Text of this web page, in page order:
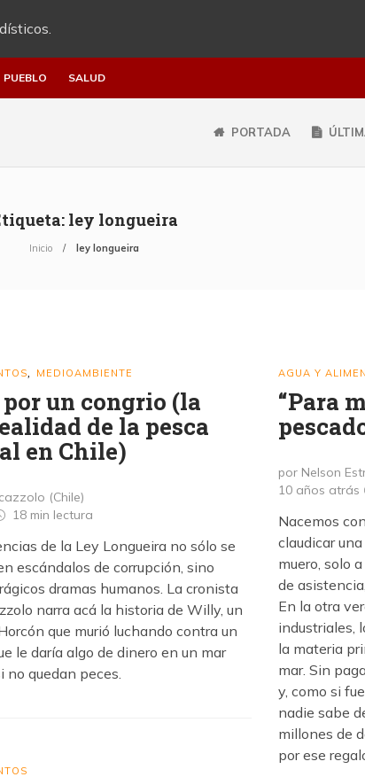
PUEBLO SALUD
PORTADA
ley longueira
Inicio ley longueira
MEDIOAMBIENTE
un congrio (la
de la pesca
en Chile)
(Chile)
18 min lectura
de la Ley Longueira no sólo se
escándalos de corrupción, sino
dramas humanos. La cronista
narra acá la historia de Willy, un
que murió luchando contra un
le daría algo de dinero en un mar
no quedan peces.
AGUA Y
“Para
por Nelson
10 años atrás
Nacemos
claudicar
muero, solo
de
En la otra
industriales,
la materia
mar. Sin
y, como si
nadie sabe
millones de
por ese